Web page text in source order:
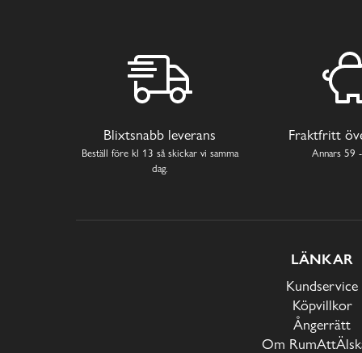
Blixtsnabb leverans
Beställ före kl 13 så skickar vi samma
dag.
Fraktfritt
Annars 59
LÄNKAR
Kundservice
Köpvillkor
Ångerrätt
Om